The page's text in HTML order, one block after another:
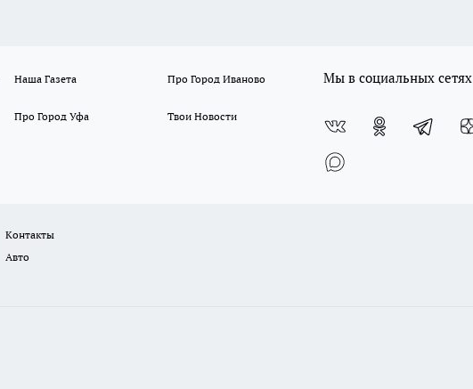
Наша Газета Про Город Иваново
Про Город Уфа Твои Новости
Мы в социальных сетях
Контакты
Авто